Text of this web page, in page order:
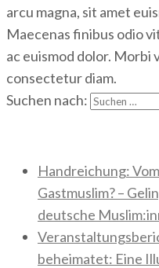
arcu magna, sit amet
Maecenas finibus odio
ac euismod dolor. Morbi
consectetur diam.
Suchen nach:
Handreichung:
Gastmuslim? –
deutsche
beheimatet: Eine